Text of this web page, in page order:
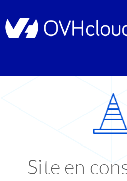
Site en